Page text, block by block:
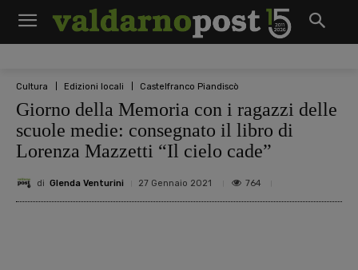
Cultura Edizioni locali Castelfranco Piandiscò
Giorno della Memoria con i ragazzi delle
scuole medie: consegnato il libro di
Lorenza Mazzetti “Il cielo cade”
di Glenda Venturini 27 Gennaio 2021 764